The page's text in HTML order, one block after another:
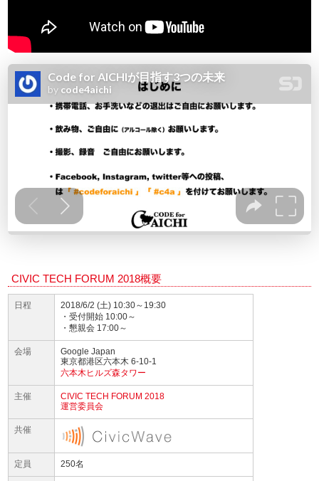
CIVIC TECH FORUM 2018概要
日程
2018/6/2 (土) 10:30～19:30
・受付開始 10:00～
・懇親会 17:00～
会場
Google Japan
東京都港区六本木 6-10-1
六本木ヒルズ森タワー
主催
CIVIC TECH FORUM 2018
運営委員会
共催
定員 250名